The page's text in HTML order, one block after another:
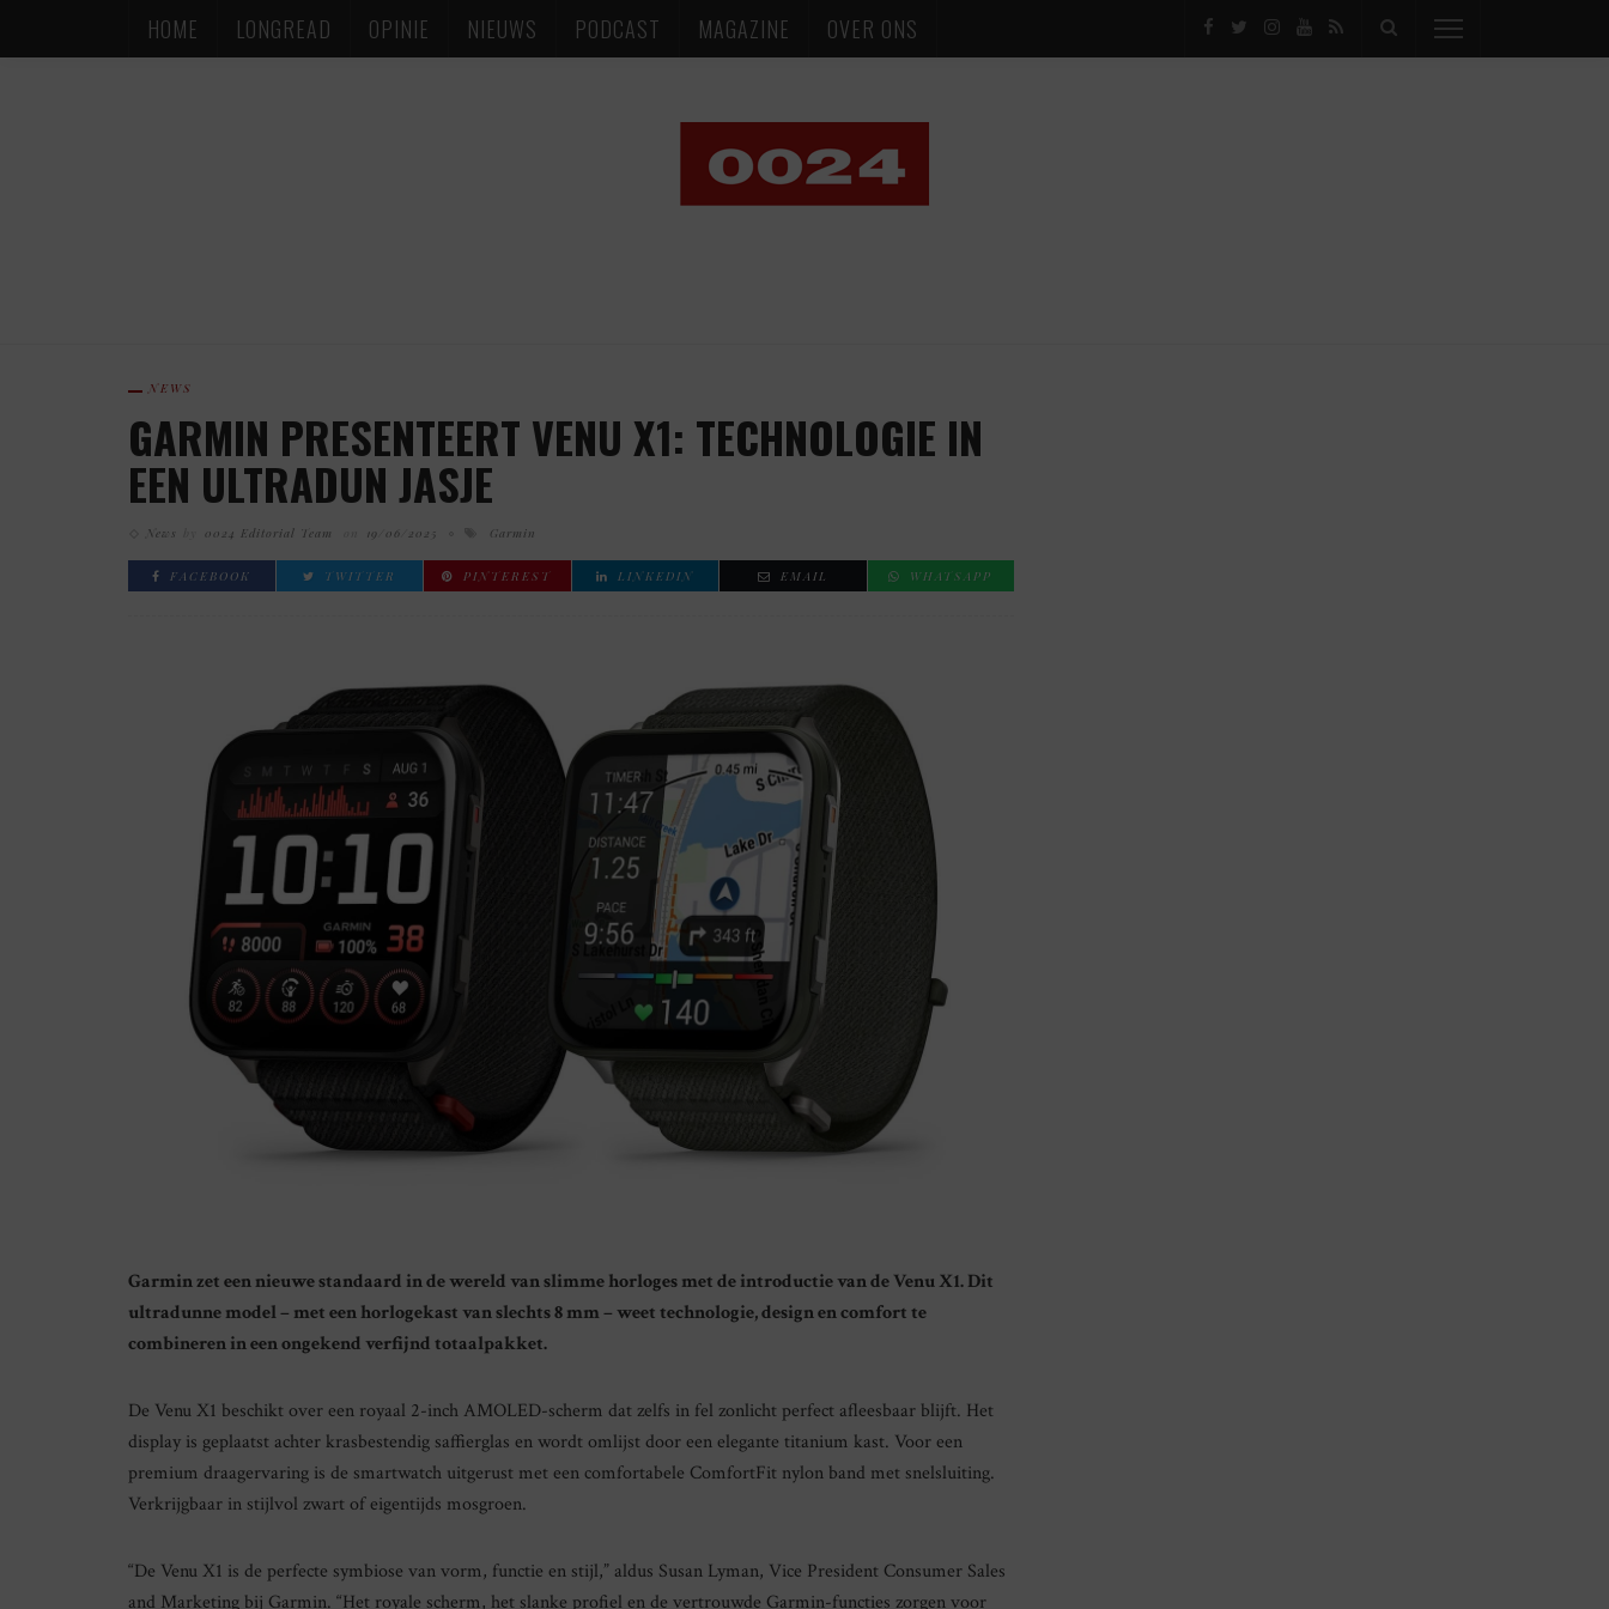
HOME LONGREAD OPINIE NIEUWS PODCAST MAGAZINE OVER ONS
NEWS
GARMIN PRESENTEERT VENU X1: TECHNOLOGIE IN
EEN ULTRADUN JASJE
News 0024 Editorial Team 19/06/2025 Garmin
FACEBOOK TWITTER PINTEREST LINKEDIN EMAIL WHATSAPP
Garmin zet een nieuwe standaard in de wereld van slimme horloges met de introductie van de Venu X1. Dit
ultradunne model – met een horlogekast van slechts 8 mm – weet technologie, design en comfort te
combineren in een ongekend verfijnd totaalpakket.
De Venu X1 beschikt over een royaal 2-inch AMOLED-scherm dat zelfs in fel zonlicht perfect afleesbaar blijft. Het
display is geplaatst achter krasbestendig saffierglas en wordt omlijst door een elegante titanium kast. Voor een
premium draagervaring is de smartwatch uitgerust met een comfortabele ComfortFit nylon band met snelsluiting.
Verkrijgbaar in stijlvol zwart of eigentijds mosgroen.
“De Venu X1 is de perfecte symbiose van vorm, functie en stijl,” aldus Susan Lyman, Vice President Consumer Sales
and Marketing bij Garmin. “Het royale scherm, het slanke profiel en de vertrouwde Garmin-functies zorgen voor